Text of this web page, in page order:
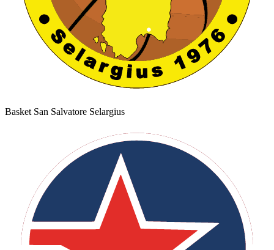
Basket San Salvatore Selargius